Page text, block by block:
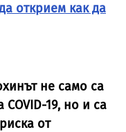
открием как да
не само са
19, но и са
от